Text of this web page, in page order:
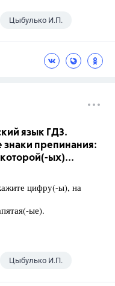
Цыбулько И.П.
язык ГДЗ.
знаки препинания:
ых)...
цифру(-ы), на
ые).
Цыбулько И.П.